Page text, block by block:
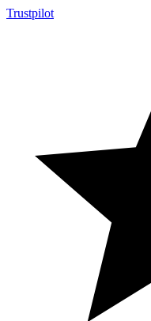
Trustpilot